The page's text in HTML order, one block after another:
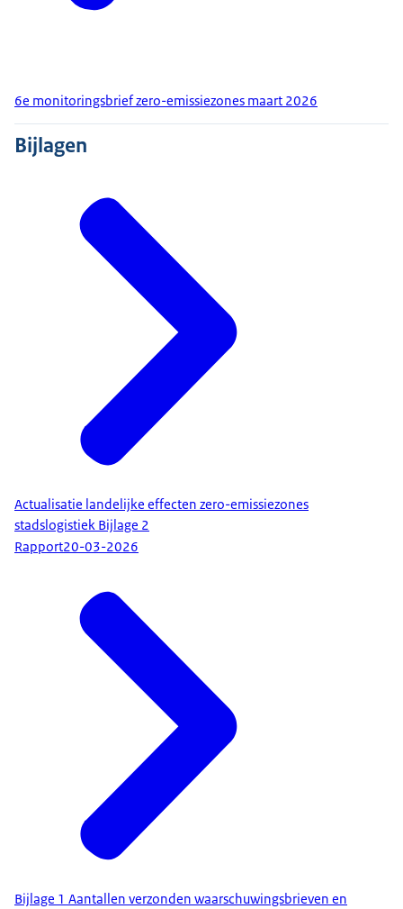
6e monitoringsbrief zero-emissiezones maart 2026
Bijlagen
Actualisatie landelijke effecten zero-emissiezones
stadslogistiek Bijlage 2
Rapport20-03-2026
Bijlage 1 Aantallen verzonden waarschuwingsbrieven en